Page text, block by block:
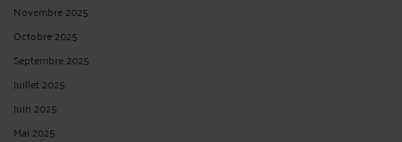
Novembre 2025
Octobre 2025
Septembre 2025
Juillet 2025
Juin 2025
Mai 2025